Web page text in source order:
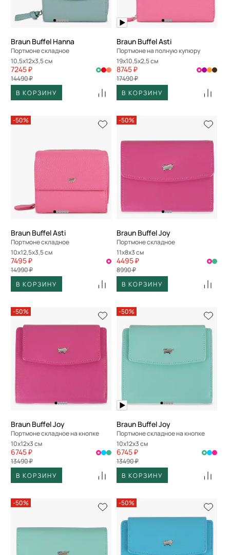
Braun Buffel Hanna
Портмоне складное
10,5x12x3,5 см
7245 ₽
14490 ₽
В КОРЗИНУ
Braun Buffel Asti
Портмоне на полную купюру
19x10,5x2,5 см
8745 ₽
17490 ₽
В КОРЗИНУ
-50%
Braun Buffel Asti
Портмоне складное
10x12,5x3,5 см
7495 ₽
14990 ₽
В КОРЗИНУ
-50%
Braun Buffel Joy
Портмоне складное
11x8x3 см
4495 ₽
8990 ₽
В КОРЗИНУ
-50%
Braun Buffel Joy
Портмоне складное на кнопке
10x12x3 см
6745 ₽
13490 ₽
В КОРЗИНУ
-50%
Braun Buffel Joy
Портмоне складное на кнопке
10x12x3 см
6745 ₽
13490 ₽
В КОРЗИНУ
-50% -50%